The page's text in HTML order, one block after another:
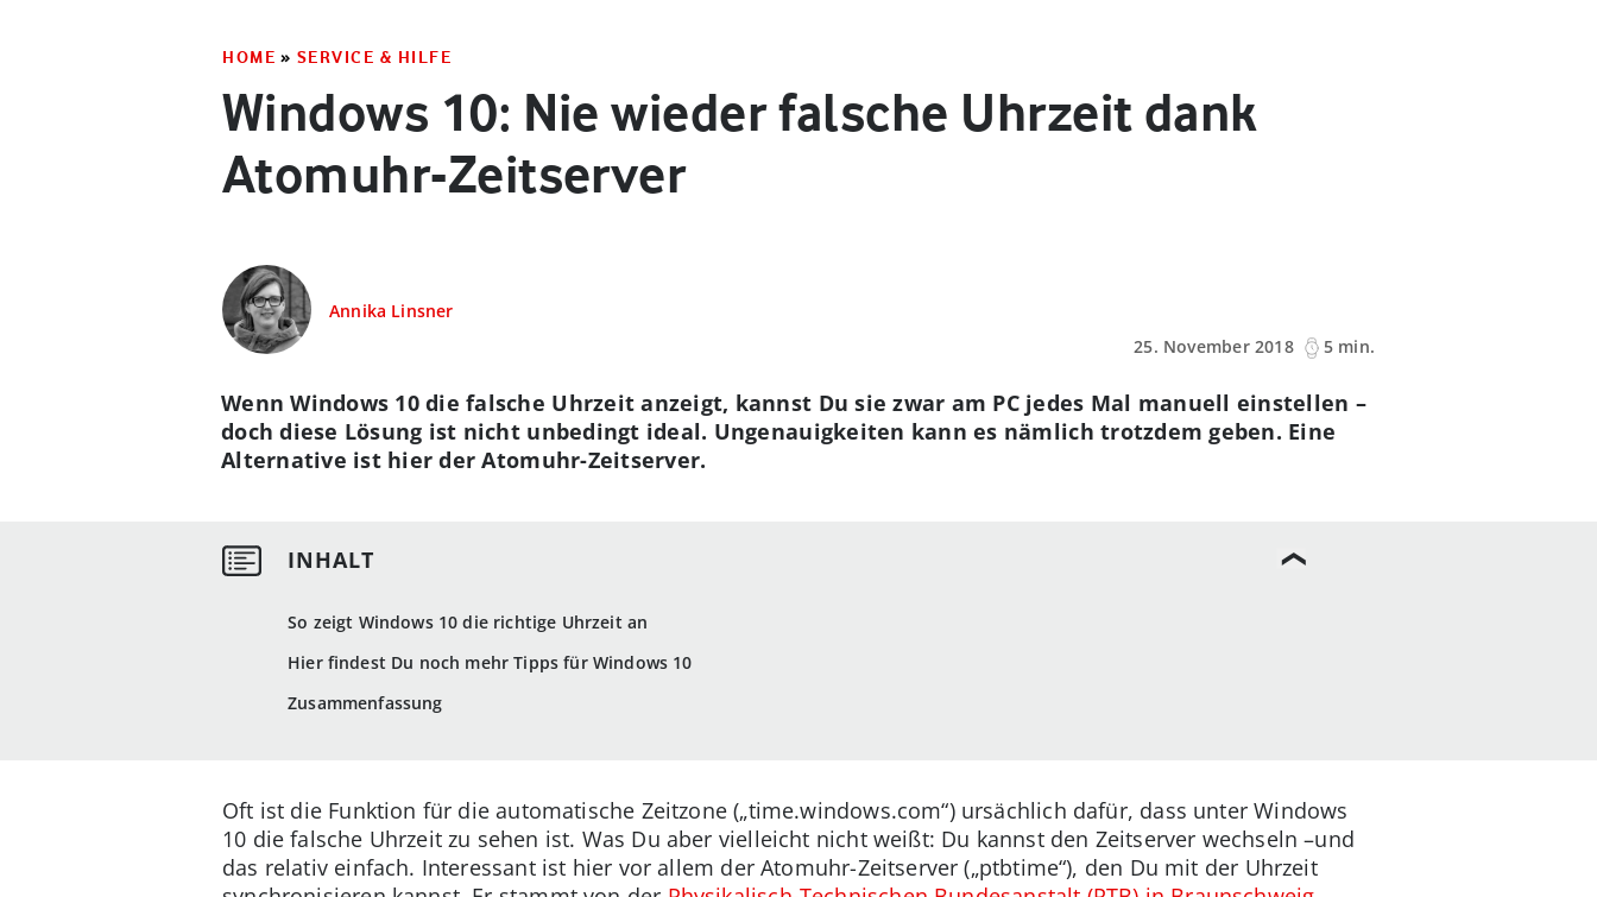
HOME » SERVICE & HILFE
Windows 10: Nie wieder falsche Uhrzeit dank
Atomuhr-Zeitserver
Annika Linsner
25. November 2018
5 min.
So zeigt Windows 10 die richtige Uhrzeit an
Hier findest Du noch mehr Tipps für Windows 10
Zusammenfassung
Wenn Windows 10 die falsche Uhrzeit anzeigt, kannst Du sie zwar am PC jedes Mal manuell einstellen –
doch diese Lösung ist nicht unbedingt ideal. Ungenauigkeiten kann es nämlich trotzdem geben. Eine
Alternative ist hier der Atomuhr-Zeitserver.
Oft ist die Funktion für die automatische Zeitzone („time.windows.com“) ursächlich dafür, dass unter Windows
10 die falsche Uhrzeit zu sehen ist. Was Du aber vielleicht nicht weißt: Du kannst den Zeitserver wechseln –und
das relativ einfach. Interessant ist hier vor allem der Atomuhr-Zeitserver („ptbtime“), den Du mit der Uhrzeit